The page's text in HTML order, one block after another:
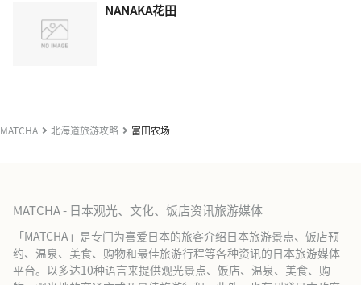
NANAKA花田
MATCHA 北海道旅游攻略 富田农场
MATCHA - 日本观光、文化、饭店资讯旅游媒体
「MATCHA」是专门为喜爱日本的旅客介绍日本旅游景点、饭店预
约、温泉、美食、购物和最佳旅游行程等各种资讯的日本旅游媒体
平台。以多达10种语言来提供观光景点、饭店、温泉、美食、购